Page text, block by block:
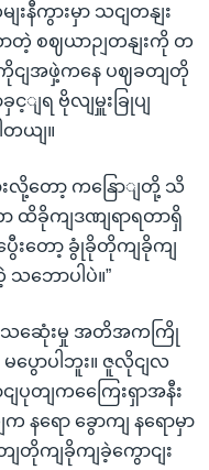
းနီကွားမှာ သငျတနျး
ာတဲ့ စဈယာဉျတနျးကို တ
ကိုငျအဖှဲ့ကနေ ပဈခတျတို
ျရ ဗိုလျမှူးခြုပျ
တယျ။
းလို့တော့ ကနြောျတို့ သိ
ထိခိုကျဒဏျရာရတာရှိ
းတော့ ခွုံခိုတိုကျခိုကျ
ဘောပါပဲ။”
သဆေုံးမှု အတိအကကြို
ောပါဘူး။ ဇူလိုငျလ
ျပုတျကကြေေးရှာအနီး
နရော ခွောကျ နရောမှာ
ျတိုကျခိုကျခဲ့ကွောငျး